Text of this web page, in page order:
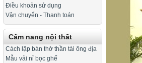
Điều khoản sử dụng
Vận chuyển - Thanh toán
Cẩm nang nội thất
Cách lập bàn thờ thần tài ông địa
Mẫu vải nỉ bọc ghế